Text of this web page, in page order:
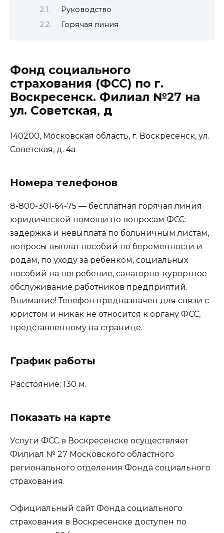
Руководство
Горячая линия
Фонд социального
страхования (ФСС) по г.
Воскресенск. Филиал №27 на
ул. Советская, д
140200, Московская область, г. Воскресенск, ул.
Советская, д. 4а
Номера телефонов
8-800-301-64-75 — бесплатная горячая линия
юридической помощи по вопросам ФСС:
задержка и невыплата по больничным листам,
вопросы выплат пособий по беременности и
родам, по уходу за ребенком, социальных
пособий на погребение, санаторно-курортное
обслуживание работников предприятий.
Внимание! Телефон предназначен для связи с
юристом и никак не относится к органу ФСС,
представленному на странице.
График работы
Расстояние: 130 м.
Показать на карте
Услуги ФСС в Воскресенске осуществляет
Филиал № 27 Московского областного
регионального отделения Фонда социального
страхования.
Официальный сайт Фонда социального
страхования в Воскресенске доступен по